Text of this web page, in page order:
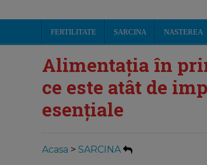
FERTILITATE SARCINA NASTEREA
Alimentația în
ce este atât de
esențiale
Acasa > SARCINA